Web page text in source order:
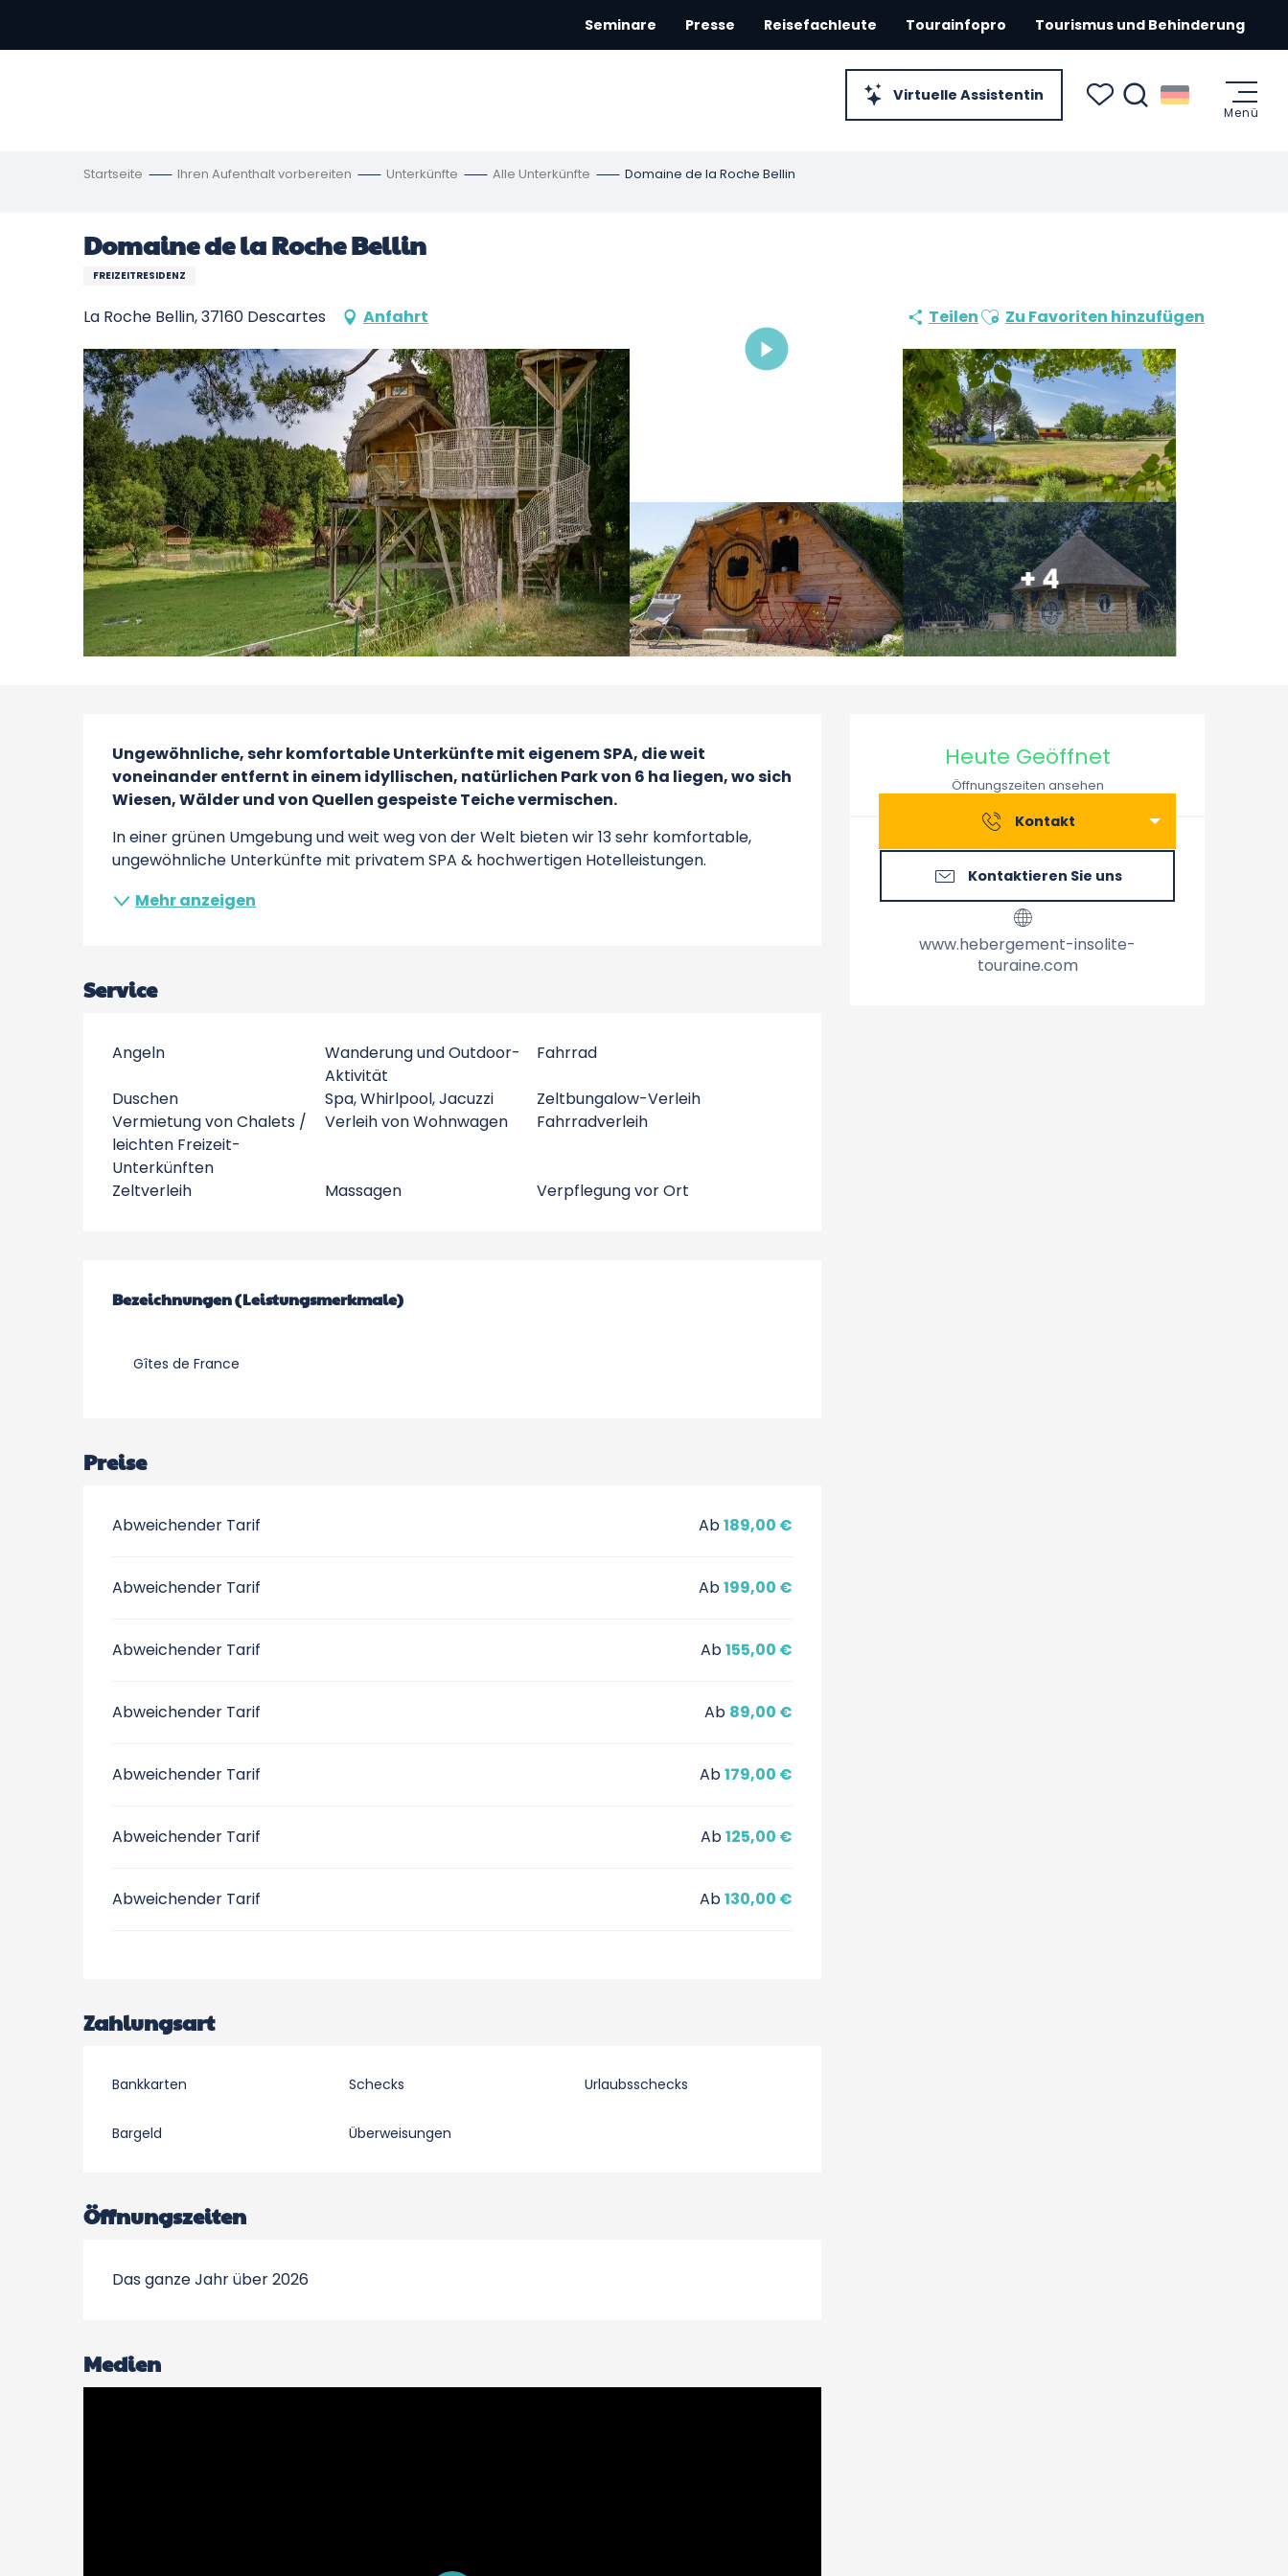
contenu
Virtuelle Assistentin
Seminare Presse Reisefachleute Tourainfopro Tourismus und Behinderung
Menü
Startseite Ihren Aufenthalt vorbereiten Unterkünfte Alle Unterkünfte Domaine de la Roche Bellin
Domaine de la Roche Bellin
FREIZEITRESIDENZ
La Roche Bellin, 37160 Descartes Anfahrt TeilenAjouter aux favoris
Zu Favoriten hinzufügen
+ 4
Öffnungszeiten &
Heute Geöffnet
Öffnungszeiten ansehen
Kontakt
Kontaktieren Sie uns
www.hebergement-insolite-
touraine.com
Beschreibung
Ungewöhnliche, sehr komfortable Unterkünfte mit eigenem SPA, die weit
voneinander entfernt in einem idyllischen, natürlichen Park von 6 ha liegen, wo sich
Wiesen, Wälder und von Quellen gespeiste Teiche vermischen.
In einer grünen Umgebung und weit weg von der Welt bieten wir 13 sehr komfortable,
ungewöhnliche Unterkünfte mit privatem SPA & hochwertigen Hotelleistungen.
Mehr anzeigen
Service
Angeln
Wanderung und Outdoor-
Aktivität
Fahrrad
Duschen Spa, Whirlpool, Jacuzzi
Zeltbungalow-Verleih
Vermietung von Chalets /
leichten Freizeit-
Unterkünften
Verleih von Wohnwagen Fahrradverleih
Zeltverleih Massagen Verpflegung vor Ort
Leistungensmöglichkeiten
Bezeichnungen (Leistungsmerkmale)
Bezeichnungen (Leistungsmerkmale)
Gîtes de France
Preise
Abweichender Tarif Ab189,00 €
Abweichender Tarif Ab199,00 €
Abweichender Tarif Ab155,00 €
Abweichender Tarif Ab 89,00 €
Abweichender Tarif Ab179,00 €
Abweichender Tarif Ab125,00 €
Abweichender Tarif Ab130,00 €
Zahlungsart
Bankkarten Schecks Urlaubsschecks
Bargeld Überweisungen
Öffnungszeiten
Das ganze Jahr über 2026
Medien